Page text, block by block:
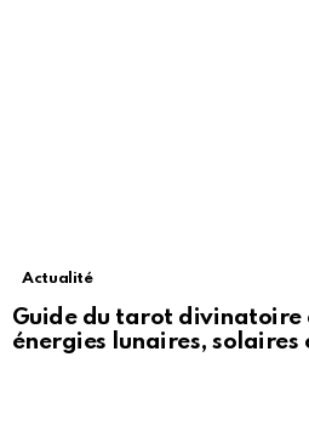
Actualité
Guide du tarot divinatoire
énergies lunaires, solaires